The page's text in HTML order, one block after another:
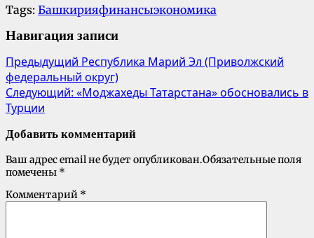
Tags: Башкирияфинансыэкономика
Навигация записи
Предыдущий Республика Марий Эл (Приволжский
федеральный округ)
Следующий: «Моджахеды Татарстана» обосновались в
Турции
Добавить комментарий
Ваш адрес email не будет опубликован.Обязательные поля
помечены *
Комментарий *